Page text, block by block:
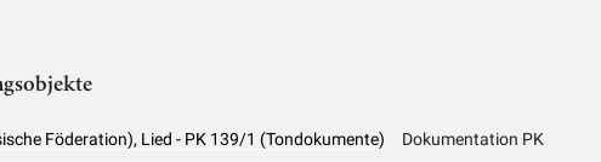
Föderation), Lied - PK 139/1 (Tondokumente) Dokumentation PK